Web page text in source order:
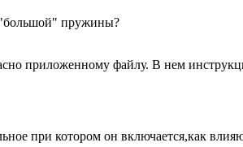
"большой" пружины?
приложенному файлу. В нем
при котором он включается,как